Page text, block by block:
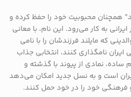
همچنان محبوبیت خود را حفظ کرده و
به کار می‌رود. این نام، با معانی
که مایلند فرزندشان را با نامی
ایران نامگذاری کنند، انتخابی جذاب
ساده، نمادی از پیوند با گذشته و
است و به نسل جدید امکان می‌دهد
فرهنگی خود را در خود حمل کنند.